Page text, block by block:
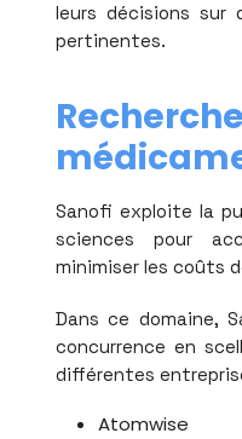
leurs décisions
pertinentes.
Sanofi exploite la
sciences pour
minimiser les coûts
Dans ce domaine,
concurrence en
différentes
Atomwise